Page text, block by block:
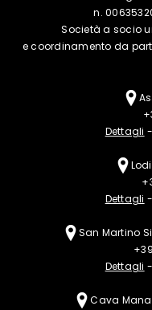
n.
Società a socio
e coordinamento da
Dettagli
Dettagli
San Martino
Dettagli
Cava